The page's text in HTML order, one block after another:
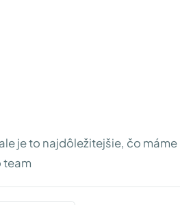
je to najdôležitejšie, čo máme
team